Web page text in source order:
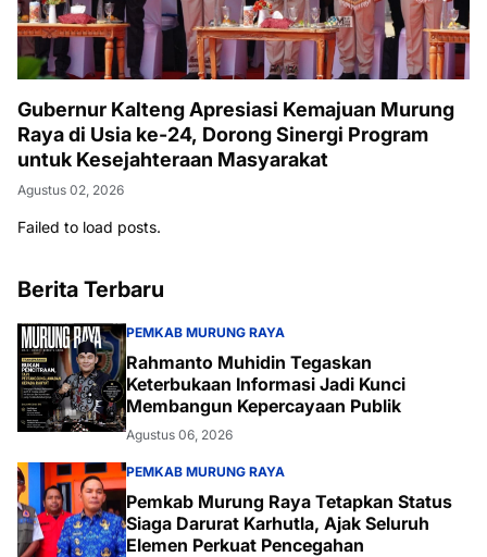
Gubernur Kalteng Apresiasi Kemajuan Murung
Raya di Usia ke-24, Dorong Sinergi Program
untuk Kesejahteraan Masyarakat
Agustus 02, 2026
Failed to load posts.
Berita Terbaru
PEMKAB MURUNG RAYA
Rahmanto Muhidin Tegaskan
Keterbukaan Informasi Jadi Kunci
Membangun Kepercayaan Publik
Agustus 06, 2026
PEMKAB MURUNG RAYA
Pemkab Murung Raya Tetapkan Status
Siaga Darurat Karhutla, Ajak Seluruh
Elemen Perkuat Pencegahan